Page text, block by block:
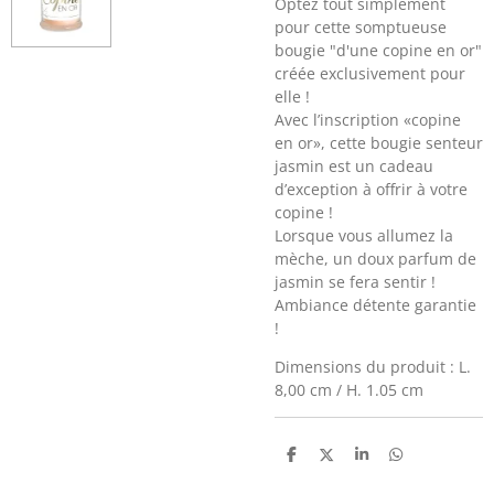
pour cette somptueuse
bougie "d'une copine en or"
créée exclusivement pour
elle !
Avec l’inscription «copine
en or», cette bougie senteur
jasmin est un cadeau
d’exception à offrir à votre
copine !
Lorsque vous allumez la
mèche, un doux parfum de
jasmin se fera sentir !
Ambiance détente garantie
!
Dimensions du produit : L.
8,00 cm / H. 1.05 cm
P
P
P
P